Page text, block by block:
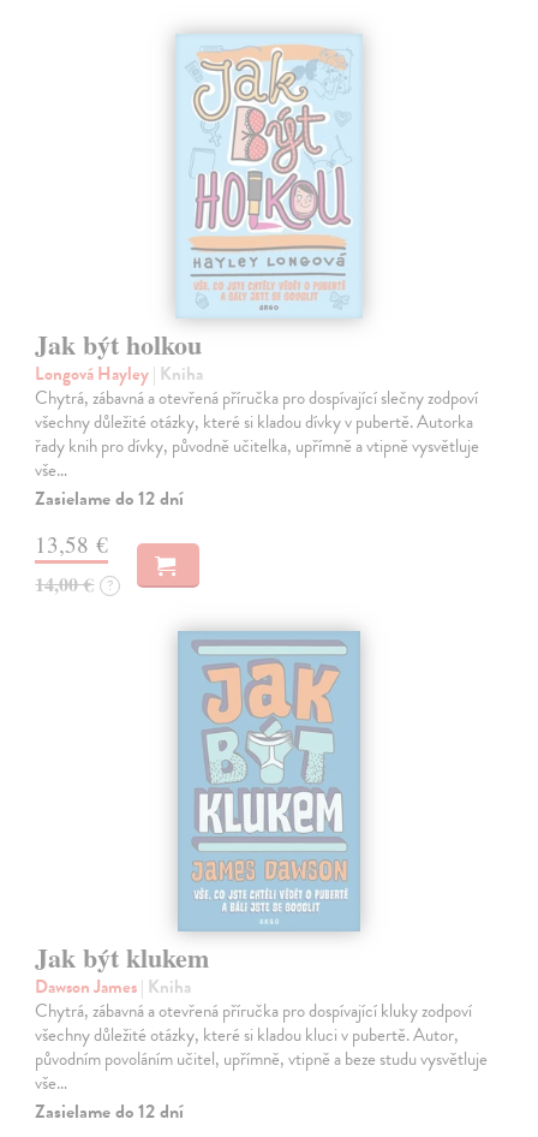
Jak být holkou
Longová Hayley| Kniha
Chytrá, zábavná a otevřená příručka pro dospívající slečny zodpoví
všechny důležité otázky, které si kladou dívky v pubertě. Autorka
řady knih pro dívky, původně učitelka, upřímně a vtipně vysvětluje
vše…
Zasielame do 12 dní
13,58 €
14,00 € ?
Jak být klukem
Dawson James| Kniha
Chytrá, zábavná a otevřená příručka pro dospívající kluky zodpoví
všechny důležité otázky, které si kladou kluci v pubertě. Autor,
původním povoláním učitel, upřímně, vtipně a beze studu vysvětluje
vše…
Zasielame do 12 dní